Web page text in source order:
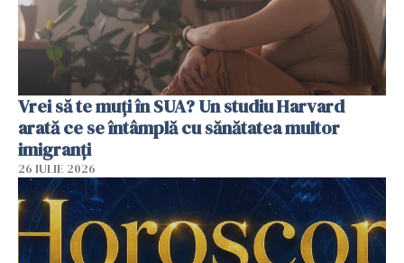
Vrei să te muți în SUA? Un studiu Harvard
arată ce se întâmplă cu sănătatea multor
imigranți
26 IULIE 2026